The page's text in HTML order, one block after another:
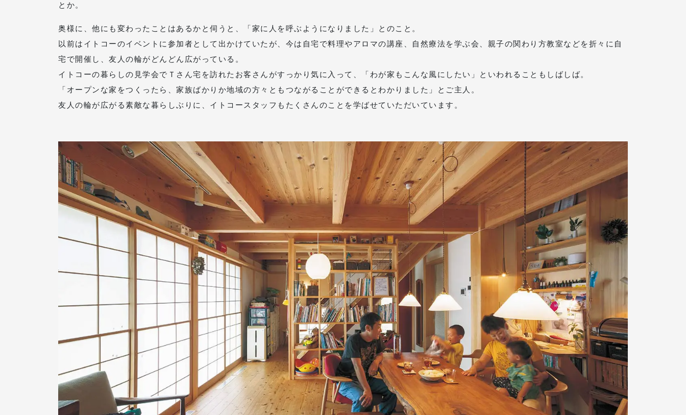
とか。
奥様に、他にも変わったことはあるかと伺うと、「家に人を呼ぶようになりました」とのこと。
以前はイトコーのイベントに参加者として出かけていたが、今は自宅で料理やアロマの講座、自然療法を学ぶ会、親子の関わり方教室などを折々に自
宅で開催し、友人の輪がどんどん広がっている。
イトコーの暮らしの見学会でＴさん宅を訪れたお客さんがすっかり気に入って、「わが家もこんな風にしたい」といわれることもしばしば。
「オープンな家をつくったら、家族ばかりか地域の方々ともつながることができるとわかりました」とご主人。
友人の輪が広がる素敵な暮らしぶりに、イトコースタッフもたくさんのことを学ばせていただいています。